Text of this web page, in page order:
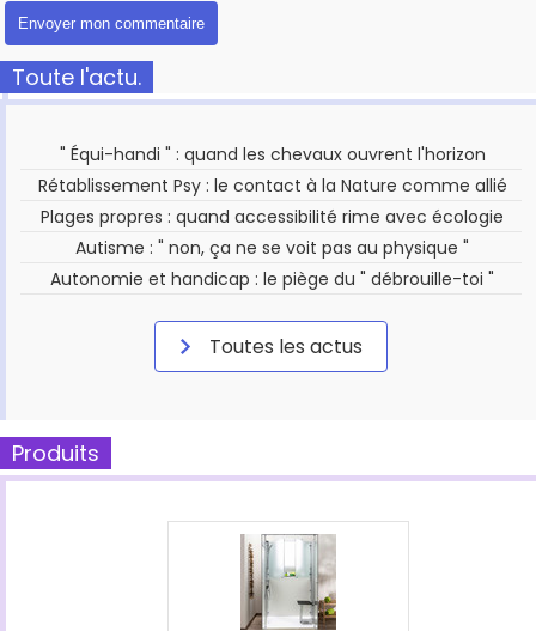
Toute l'actu.
" Équi-handi " : quand les chevaux ouvrent l'horizon
Rétablissement Psy : le contact à la Nature comme allié
Plages propres : quand accessibilité rime avec écologie
Autisme : " non, ça ne se voit pas au physique "
Autonomie et handicap : le piège du " débrouille-toi "
Toutes les actus
Produits